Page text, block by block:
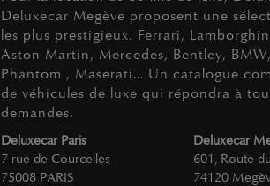
Deluxecar Megève proposent une
les plus prestigieux. Ferrari,
Aston Martin, Mercedes, Bentley,
Phantom , Maserati… Un catalogue
de véhicules de luxe qui répondra à
demandes.
Deluxecar Paris
7 rue de Courcelles
75008 PARIS
Deluxecar
601, Route
74120